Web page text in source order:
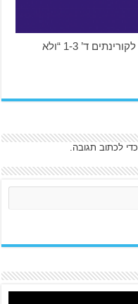
לא לעקם את דבר האלוהים – השנייה לקורינתים ד’ 1-3 “ולא
כדי לכתוב תגובה.